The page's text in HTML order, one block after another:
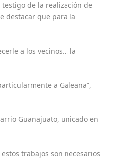
de la realización de
destacar que para la
a los vecinos… la
a Galeana”,
Guanajuato, unicado en
trabajos son necesarios